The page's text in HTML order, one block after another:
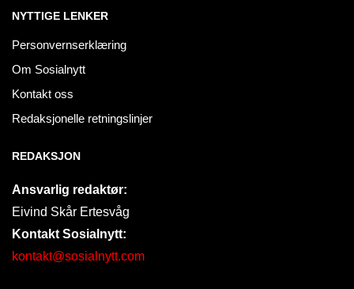
NYTTIGE LENKER
Personvernserklæring
Om Sosialnytt
Kontakt oss
Redaksjonelle retningslinjer
REDAKSJON
Ansvarlig redaktør:
Eivind Skår Ertesvåg
Kontakt Sosialnytt:
kontakt@sosialnytt.com